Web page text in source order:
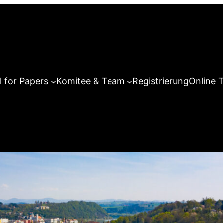
for Papers Komitee & Team RegistrierungOnline